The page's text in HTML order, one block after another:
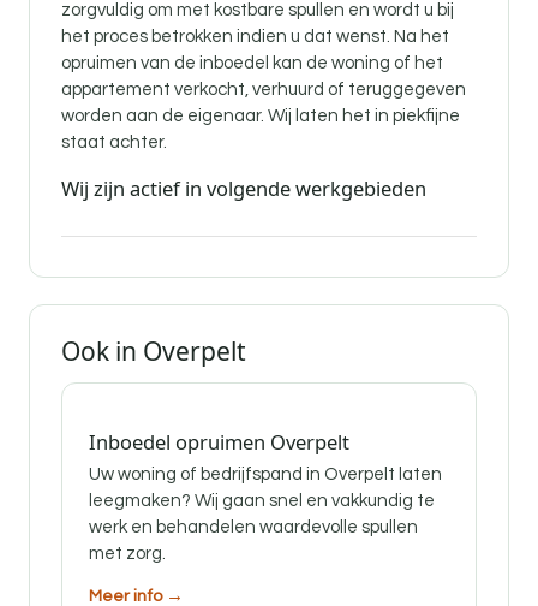
zorgvuldig om met kostbare spullen en wordt u bij
het proces betrokken indien u dat wenst. Na het
opruimen van de inboedel kan de woning of het
appartement verkocht, verhuurd of teruggegeven
worden aan de eigenaar. Wij laten het in piekfijne
staat achter.
Wij zijn actief in volgende werkgebieden
Ook in Overpelt
Inboedel opruimen Overpelt
Uw woning of bedrijfspand in Overpelt laten
leegmaken? Wij gaan snel en vakkundig te
werk en behandelen waardevolle spullen
met zorg.
Meer info →